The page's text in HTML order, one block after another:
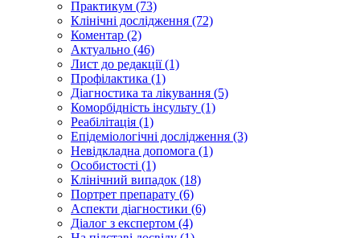
Практикум (73)
Клінічні дослідження (72)
Коментар (2)
Актуально (46)
Лист до редакції (1)
Профілактика (1)
Діагностика та лікування (5)
Коморбідність інсульту (1)
Реабілітація (1)
Епідеміологічні дослідження (3)
Невідкладна допомога (1)
Особистості (1)
Клінічний випадок (18)
Портрет препарату (6)
Аспекти діагностики (6)
Діалог з експертом (4)